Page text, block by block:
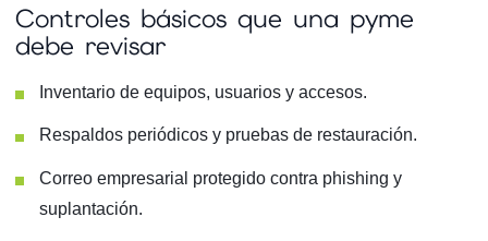
Controles básicos que una pyme
debe revisar
Inventario de equipos, usuarios y accesos.
Respaldos periódicos y pruebas de restauración.
Correo empresarial protegido contra phishing y
suplantación.